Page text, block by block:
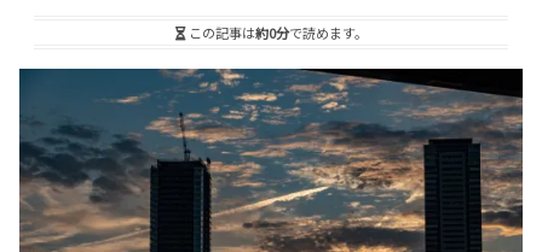
この記事は約0分で読めます。